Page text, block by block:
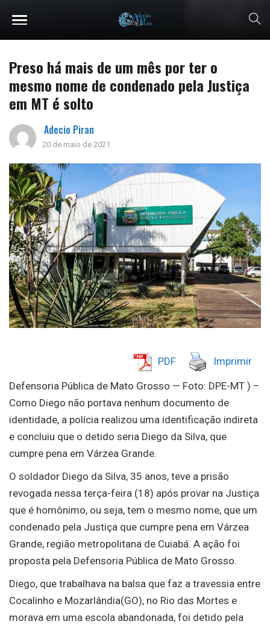
Preso há mais de um mês por ter o
mesmo nome de condenado pela Justiça
em MT é solto
Adecio Piran
20 de maio de 2021
PDF Imprimir
Defensoria Pública de Mato Grosso — Foto: DPE-MT ) –
Como Diego não portava nenhum documento de
identidade, a polícia realizou uma identificação indireta
e concluiu que o detido seria Diego da Silva, que
cumpre pena em Várzea Grande.
O soldador Diego da Silva, 35 anos, teve a prisão
revogada nessa terça-feira (18) após provar na Justiça
que é homônimo, ou seja, tem o mesmo nome, que um
condenado pela Justiça que cumpre pena em Várzea
Grande, região metropolitana de Cuiabá. A ação foi
proposta pela Defensoria Pública de Mato Grosso.
Diego, que trabalhava na balsa que faz a travessia entre
Cocalinho e Mozarlândia(GO), no Rio das Mortes e
morava em uma escola abandonada, foi detido pela